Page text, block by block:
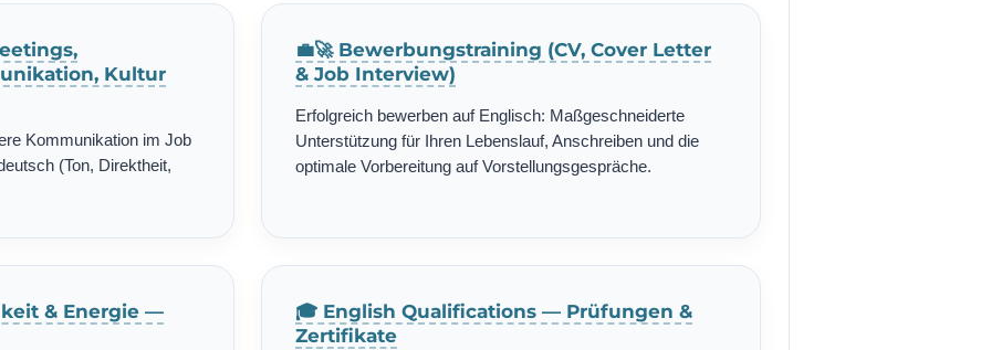
Kultur
Kommunikation im Job
(Ton, Direktheit,
💼🚀 Bewerbungstraining (CV, Cover Letter
& Job Interview)
Erfolgreich bewerben auf Englisch: Maßgeschneiderte
Unterstützung für Ihren Lebenslauf, Anschreiben und die
optimale Vorbereitung auf Vorstellungsgespräche.
& Energie —
🎓 English Qualifications — Prüfungen &
Zertifikate